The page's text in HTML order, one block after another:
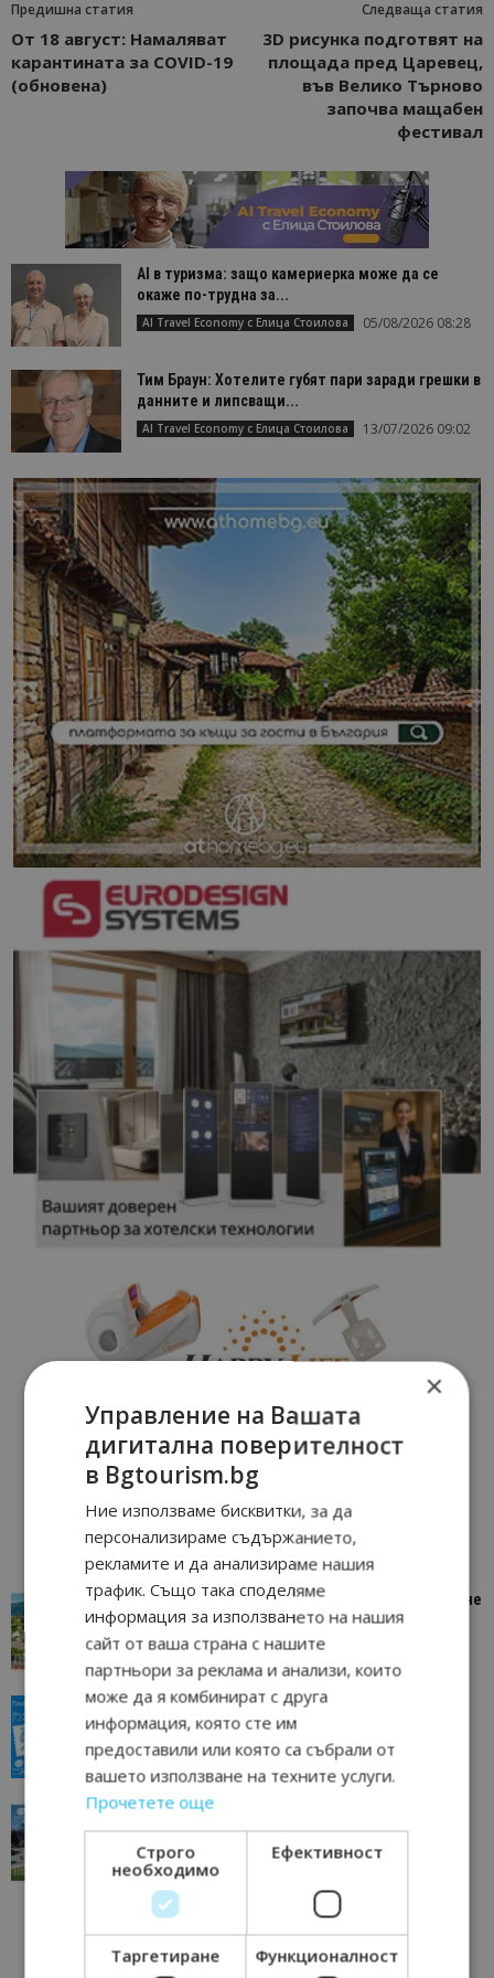
Предишна статия
От 18 август: Намаляват
карантината за COVID-19
(обновена)
Следваща статия
3D рисунка подготвят на
площада пред Царевец,
във Велико Търново
започва мащабен
фестивал
AI в туризма: защо камериерка може да се
окаже по-трудна за...
AI Travel Economy с Елица Стоилова 05/08/2026 08:28
Тим Браун: Хотелите губят пари заради грешки в
данните и липсващи...
AI Travel Economy с Елица Стоилова 13/07/2026 09:02
“Пощенска картичка от…”: Петрич – Изживяване
отвъд очакваното
Петрич 11/07/2026 11:22
“Пощенска картичка от…”: Пловдив, градът на
всички времена
Пловдив 23/06/2026 10:00
“Пощенска картичка от…”: Перник – град на
традициите, културата и вдъхновяващите...
Перник 17/06/2026 09:01
×
Управление на Вашата
дигитална поверителност
в Bgtourism.bg
Ние използваме бисквитки, за да
персонализираме съдържанието,
рекламите и да анализираме нашия
трафик. Също така споделяме
информация за използването на нашия
сайт от ваша страна с нашите
партньори за реклама и анализи, които
може да я комбинират с друга
информация, която сте им
предоставили или която са събрали от
вашето използване на техните услуги.
Прочетете още
Строго
необходимо
Ефективност
Таргетиране Функционалност